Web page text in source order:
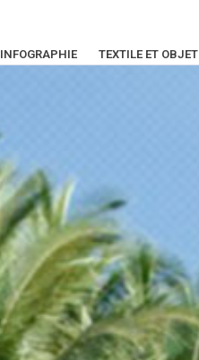
INFOGRAPHIE TEXTILE ET OBJET